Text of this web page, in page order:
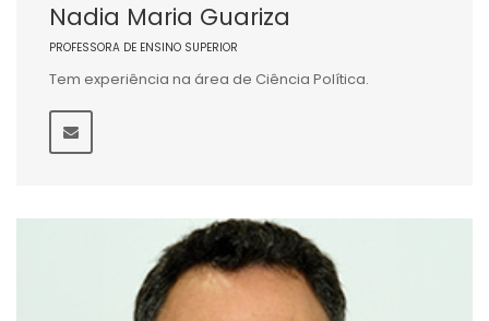
Nadia Maria Guariza
PROFESSORA DE ENSINO SUPERIOR
Tem experiência na área de Ciência Política.